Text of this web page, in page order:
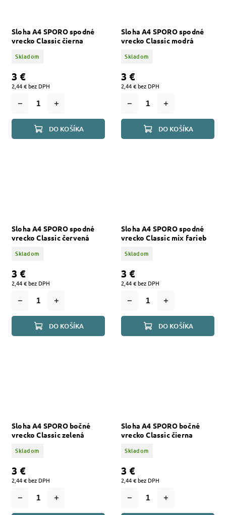
Sloha A4 SPORO spodné
vrecko Classic čierna
Skladom
2,44 € bez DPH
3 €
DO KOŠÍKA
Sloha A4 SPORO spodné
vrecko Classic modrá
Skladom
2,44 € bez DPH
3 €
DO KOŠÍKA
Sloha A4 SPORO spodné
vrecko Classic červená
Skladom
2,44 € bez DPH
3 €
DO KOŠÍKA
Sloha A4 SPORO spodné
vrecko Classic mix farieb
Skladom
2,44 € bez DPH
3 €
DO KOŠÍKA
Sloha A4 SPORO bočné
vrecko Classic zelená
Skladom
2,44 € bez DPH
3 €
Sloha A4 SPORO bočné
vrecko Classic čierna
Skladom
2,44 € bez DPH
3 €